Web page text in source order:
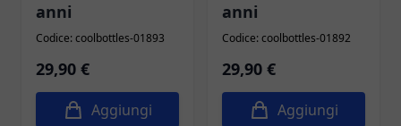
anni
Codice: coolbottles-01893
29,90 €
Aggiungi
anni
Codice: coolbottles-01892
29,90 €
Aggiungi